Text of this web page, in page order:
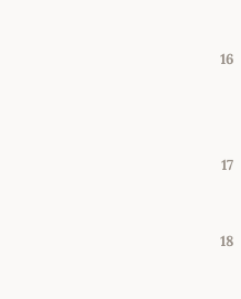
16
17
18